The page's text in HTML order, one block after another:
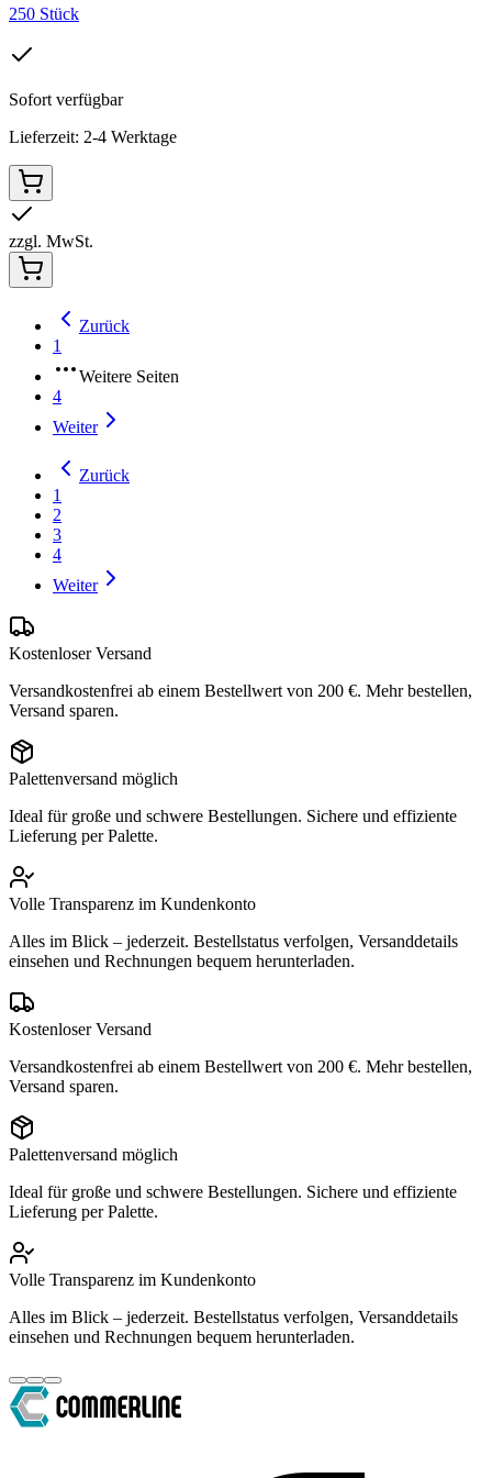
250 Stück
Sofort verfügbar
Lieferzeit: 2-4 Werktage
zzgl. MwSt.
Zurück
1
Weitere Seiten
4
Weiter
Zurück
1
2
3
4
Weiter
Kostenloser Versand
Versandkostenfrei ab einem Bestellwert von 200 €. Mehr bestellen,
Versand sparen.
Palettenversand möglich
Ideal für große und schwere Bestellungen. Sichere und effiziente
Lieferung per Palette.
Volle Transparenz im Kundenkonto
Alles im Blick – jederzeit. Bestellstatus verfolgen, Versanddetails
einsehen und Rechnungen bequem herunterladen.
Kostenloser Versand
Versandkostenfrei ab einem Bestellwert von 200 €. Mehr bestellen,
Versand sparen.
Palettenversand möglich
Ideal für große und schwere Bestellungen. Sichere und effiziente
Lieferung per Palette.
Volle Transparenz im Kundenkonto
Alles im Blick – jederzeit. Bestellstatus verfolgen, Versanddetails
einsehen und Rechnungen bequem herunterladen.